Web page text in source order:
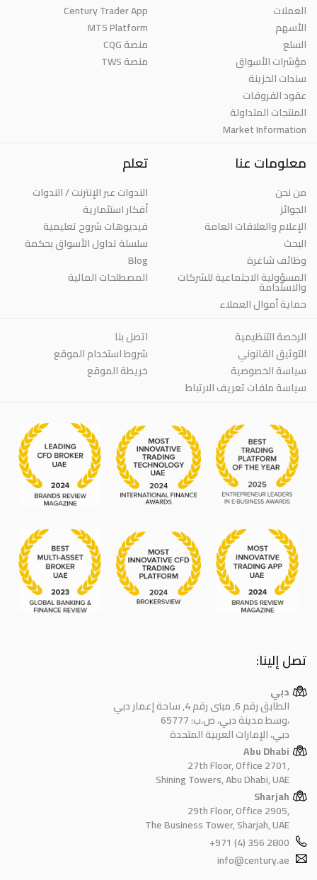
العملات
الأسهم
السلع
مؤشرات الأسواق
سندات الخزينة
عقود الفروقات
المنتجات المتداولة
Market Information
Century Trader App
MT5 Platform
منصة CQG
منصة TWS
معلومات عنا
من نحن
الجوائز
الإعلام والعلاقات العامة
البحث
وظائف شاغرة
المسؤولية الاجتماعية للشركات
والاستدامة
حماية أموال العملاء
تعلم
الندوات عبر الإنترنت / الندوات
أفكار استثمارية
فيديوهات شروح تعليمية
سلسلة تداول الأسواق بحكمة
Blog
المصطلحات المالية
الرخصة التنظيمية
التوثيق القانوني
سياسة الخصوصية
سياسة ملفات تعريف الارتباط
اتصل بنا
شروط استخدام الموقع
خريطة الموقع
تصل إلينا:
دبي
الطابق رقم 6, مبنى رقم 4, ساحة إعمار دبي
وسط مدينة دبي، ص.ب: 65777،
دبي، الإمارات العربية المتحدة
Abu Dhabi
27th Floor, Office 2701,
Shining Towers, Abu Dhabi, UAE
Sharjah
29th Floor, Office 2905,
The Business Tower, Sharjah, UAE
+971 (4) 356 2800
info@century.ae